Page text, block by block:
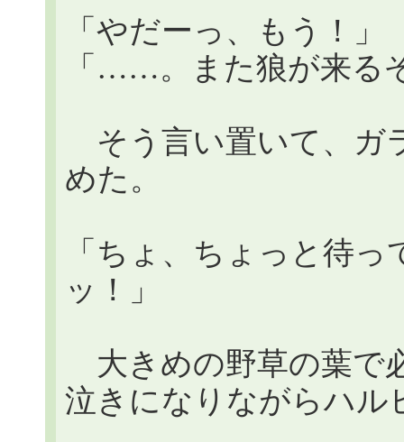
「やだーっ、もう！」
「……。また狼が来る
そう言い置いて、ガ
めた。
「ちょ、ちょっと待
ッ！」
大きめの野草の葉で
泣きになりながらハル